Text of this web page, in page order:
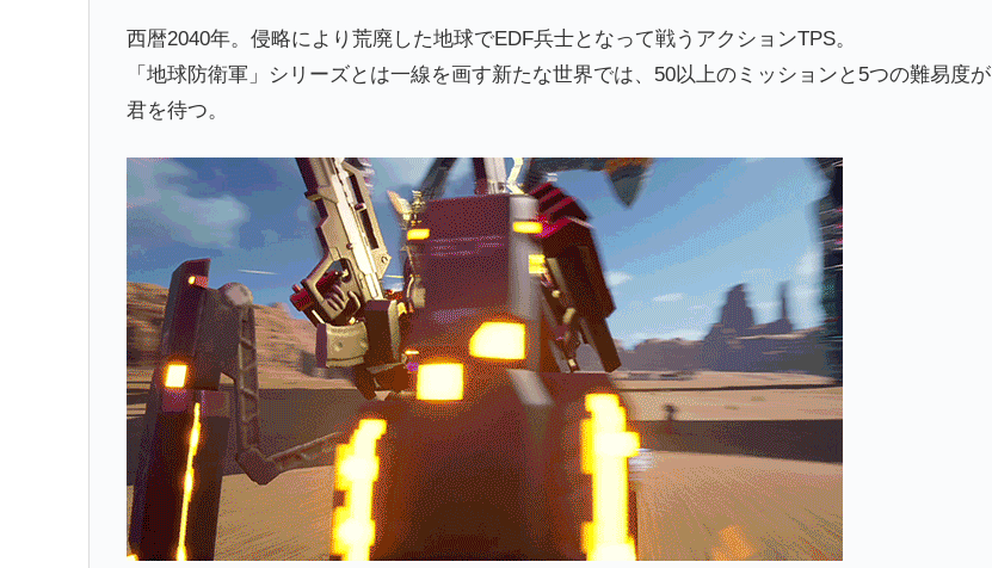
西暦2040年。侵略により荒廃した地球でEDF兵士となって戦うアクションTPS。
「地球防衛軍」シリーズとは一線を画す新たな世界では、50以上のミッションと5つの難易度が
君を待つ。